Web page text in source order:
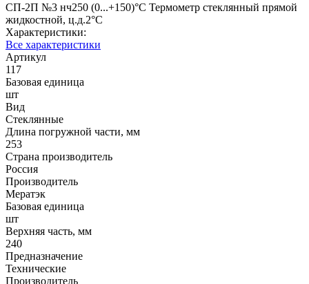
СП-2П №3 нч250 (0...+150)°С Термометр стеклянный прямой
жидкостной, ц.д.2°С
Характеристики:
Все характеристики
Артикул
117
Базовая единица
шт
Вид
Стеклянные
Длина погружной части, мм
253
Страна производитель
Россия
Производитель
Мератэк
Базовая единица
шт
Верхняя часть, мм
240
Предназначение
Технические
Производитель